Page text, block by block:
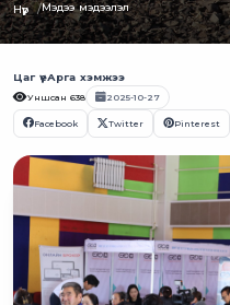
Нүүр Мэдээ мэдээлэл
Цаг үеАрга хэмжээ
Уншсан 638 2025-10-27
Facebook Twitter Pinterest